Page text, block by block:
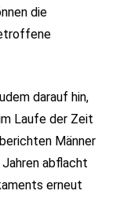
die
darauf hin,
Laufe der Zeit
Männer
abflacht
erneut